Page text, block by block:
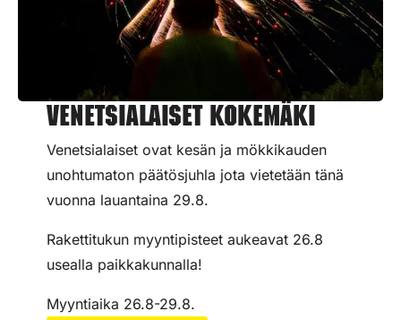
Venetsialaiset Kokemäki
Venetsialaiset ovat kesän ja mökkikauden
unohtumaton päätösjuhla jota vietetään tänä
vuonna lauantaina 29.8.
Rakettitukun myyntipisteet aukeavat 26.8
usealla paikkakunnalla!
Myyntiaika 26.8-29.8.